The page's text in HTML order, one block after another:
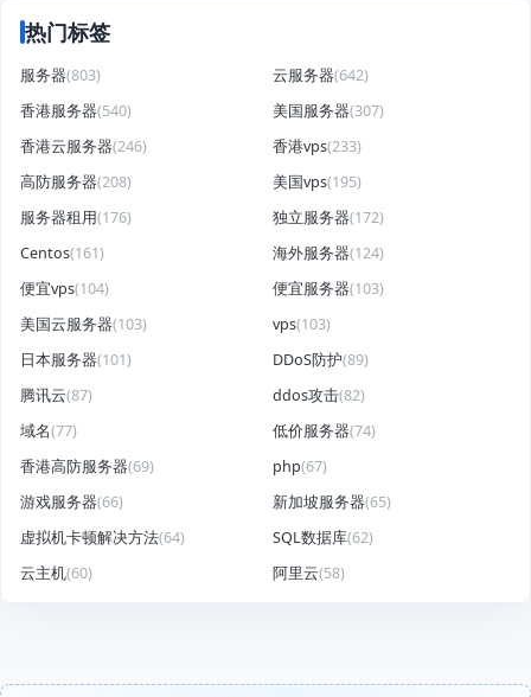
热门标签
服务器(803) 云服务器(642)
香港服务器(540) 美国服务器(307)
香港云服务器(246) 香港vps(233)
高防服务器(208) 美国vps(195)
服务器租用(176) 独立服务器(172)
Centos(161) 海外服务器(124)
便宜vps(104) 便宜服务器(103)
美国云服务器(103) vps(103)
日本服务器(101) DDoS防护(89)
腾讯云(87) ddos攻击(82)
域名(77) 低价服务器(74)
香港高防服务器(69) php(67)
游戏服务器(66) 新加坡服务器(65)
虚拟机卡顿解决方法(64) SQL数据库(62)
云主机(60) 阿里云(58)